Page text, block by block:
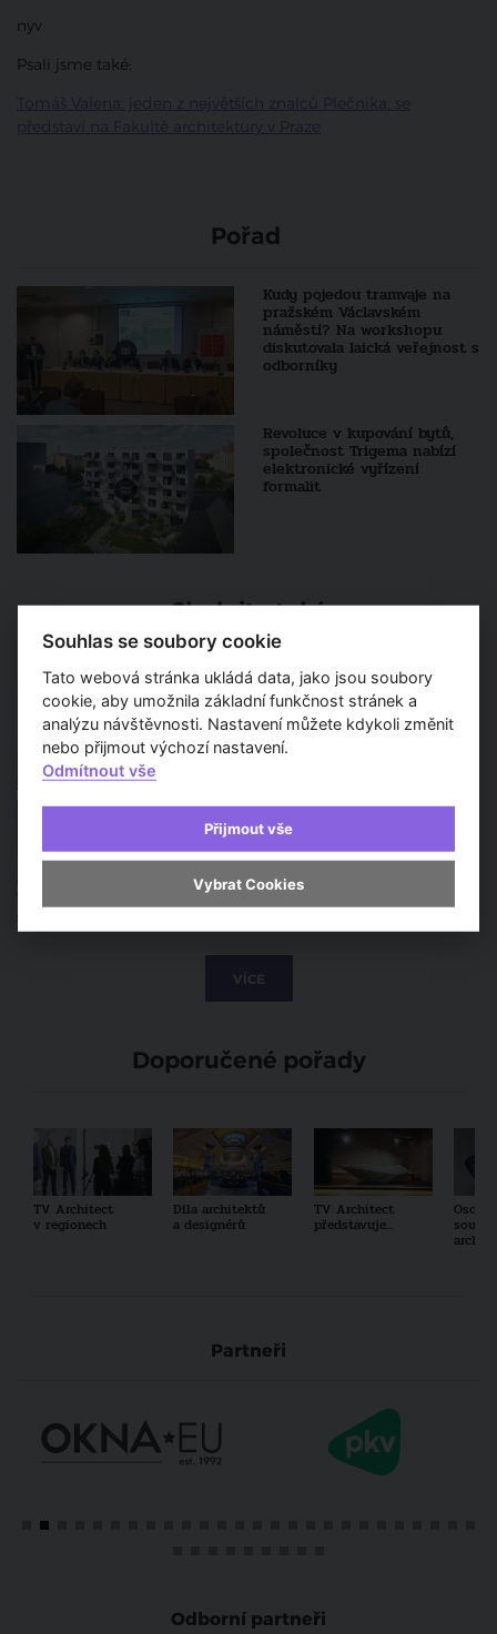
nyv
Psali jsme také:
Tomáš Valena, jeden z největších znalců Plečnika, se
představí na Fakultě architektury v Praze
Pořad
Kudy pojedou tramvaje na
pražském Václavském
náměstí? Na workshopu
diskutovala laická veřejnost s
odborníky
Revoluce v kupování bytů,
společnost Trigema nabízí
elektronické vyřízení
formalit
Sledujte také
Tak trochu vodní svět bez
filmového plátna. Dánové
navrhli plovoucí město
Hermann Helmer, otec
koncertních a divadelních
VÍCE
Doporučené pořady
TV Architect
v regionech
Díla architektů
a designérů
TV Architect
představuje...
Partneři
Odborní partneři
Souhlas se soubory cookie
Tato webová stránka ukládá data, jako jsou soubory
cookie, aby umožnila základní funkčnost stránek a
analýzu návštěvnosti. Nastavení můžete kdykoli změnit
nebo přijmout výchozí nastavení.
Odmítnout vše
Přijmout vše
Vybrat Cookies